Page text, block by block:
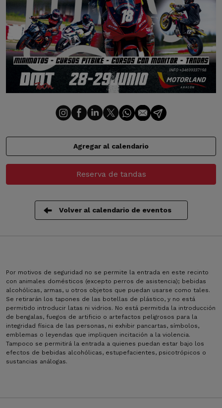
Agregar al calendario
Reserva de tandas
Volver al calendario de eventos
Por motivos de seguridad no se permite la entrada en este recinto
con animales domésticos (excepto perros de asistencia); bebidas
alcohólicas, armas, u otros objetos que puedan usarse como tales.
Se retirarán los tapones de las botellas de plástico, y no está
permitido introducir latas ni vidrios. No está permitida la introducción
de bengalas, fuegos de artificio o artefactos peligrosos para la
integridad física de las personas, ni exhibir pancartas, símbolos,
emblemas o leyendas que impliquen incitación a la violencia.
Tampoco se permitirá la entrada a quienes puedan estar bajo los
efectos de bebidas alcohólicas, estupefacientes, psicotrópicos o
sustancias análogas.